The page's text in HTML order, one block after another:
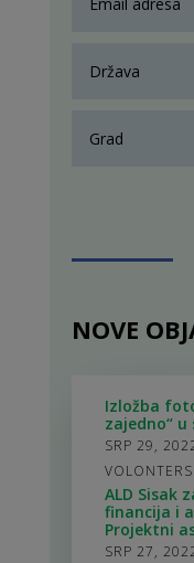
NOVE
Izložba
zajedno“ u
SRP 29,
ALD Sisak
financija i
Projektni
SRP 27,